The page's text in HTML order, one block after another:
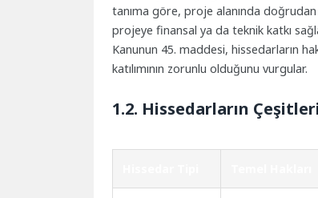
tanıma göre, proje alanında
projeye finansal ya da teknik katkı
Kanunun 45. maddesi, hissedarların
katılımının zorunlu olduğunu vurgular.
1.2. Hissedarların Çeşitleri